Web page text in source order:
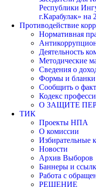
Республики
г.Карабулак» на
Противодействие
Нормативная
Деятельность
Методические
Сведения о
Формы и бланки
Сообщить о
Кодекс
О ЗАЩИТЕ
ТИК
Проекты НПА
О комиссии
Избирательные
Новости
Архив Выборов
Баннеры и
Работа с
РЕШЕНИЕ